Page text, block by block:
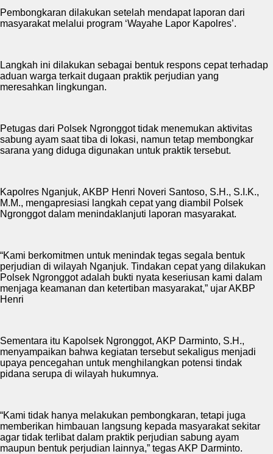
Pembongkaran dilakukan setelah mendapat laporan dari
masyarakat melalui program ‘Wayahe Lapor Kapolres’.
Langkah ini dilakukan sebagai bentuk respons cepat terhadap
aduan warga terkait dugaan praktik perjudian yang
meresahkan lingkungan.
Petugas dari Polsek Ngronggot tidak menemukan aktivitas
sabung ayam saat tiba di lokasi, namun tetap membongkar
sarana yang diduga digunakan untuk praktik tersebut.
Kapolres Nganjuk, AKBP Henri Noveri Santoso, S.H., S.I.K.,
M.M., mengapresiasi langkah cepat yang diambil Polsek
Ngronggot dalam menindaklanjuti laporan masyarakat.
“Kami berkomitmen untuk menindak tegas segala bentuk
perjudian di wilayah Nganjuk. Tindakan cepat yang dilakukan
Polsek Ngronggot adalah bukti nyata keseriusan kami dalam
menjaga keamanan dan ketertiban masyarakat,” ujar AKBP
Henri
Sementara itu Kapolsek Ngronggot, AKP Darminto, S.H.,
menyampaikan bahwa kegiatan tersebut sekaligus menjadi
upaya pencegahan untuk menghilangkan potensi tindak
pidana serupa di wilayah hukumnya.
“Kami tidak hanya melakukan pembongkaran, tetapi juga
memberikan himbauan langsung kepada masyarakat sekitar
agar tidak terlibat dalam praktik perjudian sabung ayam
maupun bentuk perjudian lainnya,” tegas AKP Darminto.